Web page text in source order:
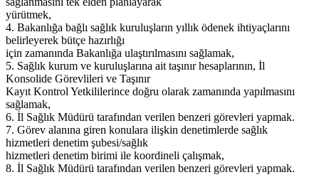
yürütmek,
4. Bakanlığa bağlı sağlık kuruluşların yıllık ödenek ihtiyaçlarını
belirleyerek bütçe hazırlığı
için zamanında Bakanlığa ulaştırılmasını sağlamak,
5. Sağlık kurum ve kuruluşlarına ait taşınır hesaplarının, İl
Konsolide Görevlileri ve Taşınır
Kayıt Kontrol Yetkililerince doğru olarak zamanında yapılmasını
sağlamak,
6. İl Sağlık Müdürü tarafından verilen benzeri görevleri yapmak.
7. Görev alanına giren konulara ilişkin denetimlerde sağlık
hizmetleri denetim şubesi/sağlık
hizmetleri denetim birimi ile koordineli çalışmak,
8. İl Sağlık Müdürü tarafından verilen benzeri görevleri yapmak.